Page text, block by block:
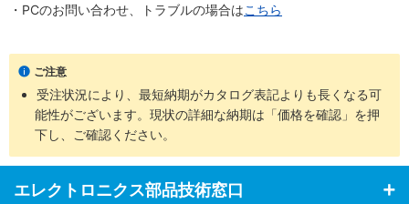
・PCのお問い合わせ、トラブルの場合はこちら
ご注意
受注状況により、最短納期がカタログ表記よりも長くなる可
能性がございます。現状の詳細な納期は「価格を確認」を押
下し、ご確認ください。
エレクトロニクス部品技術窓口